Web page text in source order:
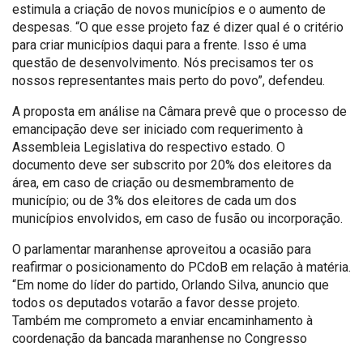
estimula a criação de novos municípios e o aumento de
despesas. “O que esse projeto faz é dizer qual é o critério
para criar municípios daqui para a frente. Isso é uma
questão de desenvolvimento. Nós precisamos ter os
nossos representantes mais perto do povo”, defendeu.
A proposta em análise na Câmara prevê que o processo de
emancipação deve ser iniciado com requerimento à
Assembleia Legislativa do respectivo estado. O
documento deve ser subscrito por 20% dos eleitores da
área, em caso de criação ou desmembramento de
município; ou de 3% dos eleitores de cada um dos
municípios envolvidos, em caso de fusão ou incorporação.
O parlamentar maranhense aproveitou a ocasião para
reafirmar o posicionamento do PCdoB em relação à matéria.
“Em nome do líder do partido, Orlando Silva, anuncio que
todos os deputados votarão a favor desse projeto.
Também me comprometo a enviar encaminhamento à
coordenação da bancada maranhense no Congresso